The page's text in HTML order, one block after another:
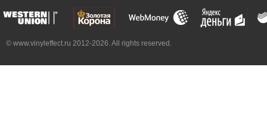
© www.vinyleffect.ru 2012-2026. All rights reserved.